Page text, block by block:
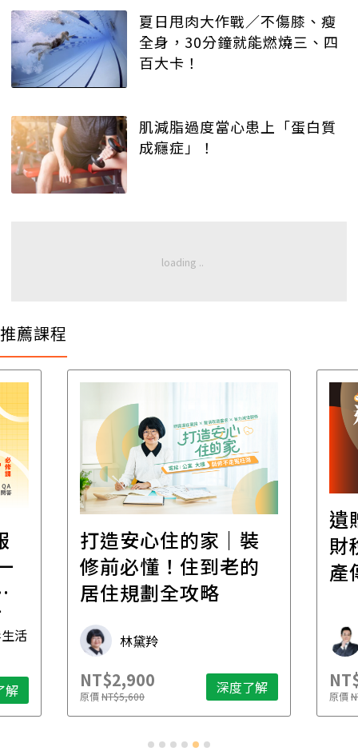
夏日甩肉大作戰／不傷膝、瘦
全身，30分鐘就能燃燒三、四
百大卡！
肌減脂過度當心患上「蛋白質
成癮症」！
推薦課程
活
解
打造安心住的家｜裝
修前必懂！住到老的
居住規劃全攻略
林黛羚
NT$2,900
原價NT$5,600 深度了解
遺
財
產
原價